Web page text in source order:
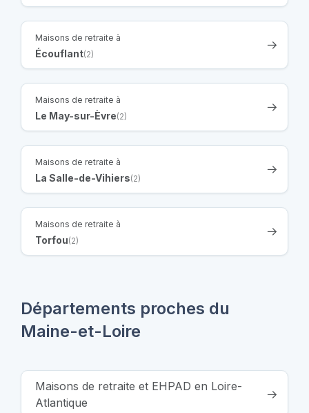
Maisons de retraite à
Écouflant(2)
Maisons de retraite à
Le May-sur-Èvre(2)
Maisons de retraite à
La Salle-de-Vihiers(2)
Maisons de retraite à
Torfou(2)
Départements proches du
Maine-et-Loire
Maisons de retraite et EHPAD en Loire-
Atlantique